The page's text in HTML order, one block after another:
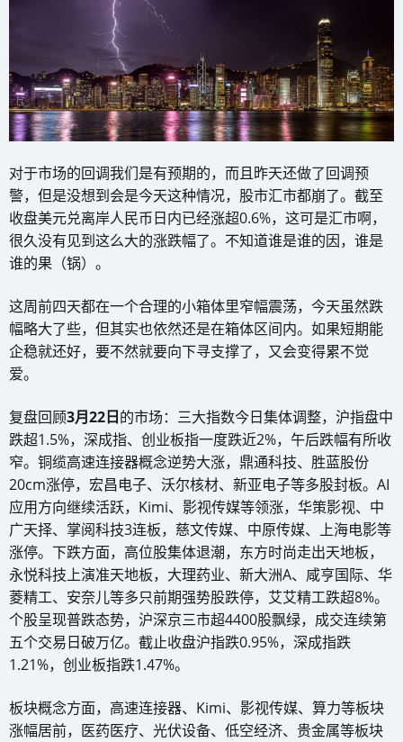
对于市场的回调我们是有预期的，而且昨天还做了回调预
警，但是没想到会是今天这种情况，股市汇市都崩了。截至
收盘美元兑离岸人民币日内已经涨超0.6%，这可是汇市啊，
很久没有见到这么大的涨跌幅了。不知道谁是谁的因，谁是
谁的果（锅）。
这周前四天都在一个合理的小箱体里窄幅震荡，今天虽然跌
幅略大了些，但其实也依然还是在箱体区间内。如果短期能
企稳就还好，要不然就要向下寻支撑了，又会变得累不觉
爱。
复盘回顾3月22日的市场：三大指数今日集体调整，沪指盘中
跌超1.5%，深成指、创业板指一度跌近2%，午后跌幅有所收
窄。铜缆高速连接器概念逆势大涨，鼎通科技、胜蓝股份
20cm涨停，宏昌电子、沃尔核材、新亚电子等多股封板。AI
应用方向继续活跃，Kimi、影视传媒等领涨，华策影视、中
广天择、掌阅科技3连板，慈文传媒、中原传媒、上海电影等
涨停。下跌方面，高位股集体退潮，东方时尚走出天地板，
永悦科技上演准天地板，大理药业、新大洲A、咸亨国际、华
菱精工、安奈儿等多只前期强势股跌停，艾艾精工跌超8%。
个股呈现普跌态势，沪深京三市超4400股飘绿，成交连续第
五个交易日破万亿。截止收盘沪指跌0.95%，深成指跌
1.21%，创业板指跌1.47%。
板块概念方面，高速连接器、Kimi、影视传媒、算力等板块
涨幅居前，医药医疗、光伏设备、低空经济、贵金属等板块